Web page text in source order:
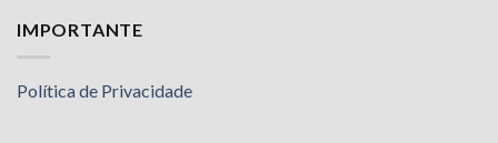
IMPORTANTE
Política de Privacidade